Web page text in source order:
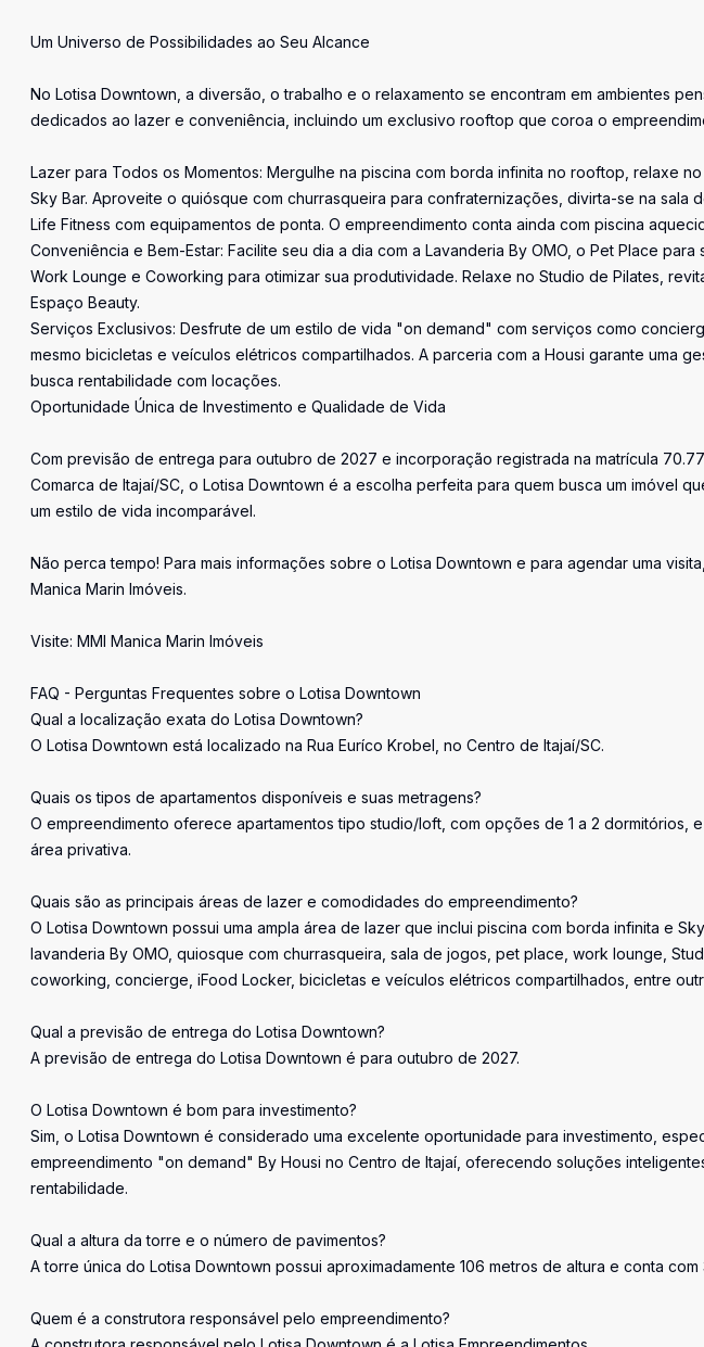
Um Universo de Possibilidades ao Seu Alcance
No Lotisa Downtown, a diversão, o trabalho e o relaxamento se encontram em ambientes
dedicados ao lazer e conveniência, incluindo um exclusivo rooftop que coroa o
Lazer para Todos os Momentos: Mergulhe na piscina com borda infinita no rooftop, relaxe
Sky Bar. Aproveite o quiósque com churrasqueira para confraternizações, divirta-se na sala
Life Fitness com equipamentos de ponta. O empreendimento conta ainda com piscina
Conveniência e Bem-Estar: Facilite seu dia a dia com a Lavanderia By OMO, o Pet Place
Work Lounge e Coworking para otimizar sua produtividade. Relaxe no Studio de Pilates,
Espaço Beauty.
Serviços Exclusivos: Desfrute de um estilo de vida "on demand" com serviços como
mesmo bicicletas e veículos elétricos compartilhados. A parceria com a Housi garante uma
busca rentabilidade com locações.
Oportunidade Única de Investimento e Qualidade de Vida
Com previsão de entrega para outubro de 2027 e incorporação registrada na matrícula
Comarca de Itajaí/SC, o Lotisa Downtown é a escolha perfeita para quem busca um imóvel
um estilo de vida incomparável.
Não perca tempo! Para mais informações sobre o Lotisa Downtown e para agendar uma
Manica Marin Imóveis.
Visite: MMI Manica Marin Imóveis
FAQ - Perguntas Frequentes sobre o Lotisa Downtown
Qual a localização exata do Lotisa Downtown?
O Lotisa Downtown está localizado na Rua Euríco Krobel, no Centro de Itajaí/SC.
Quais os tipos de apartamentos disponíveis e suas metragens?
O empreendimento oferece apartamentos tipo studio/loft, com opções de 1 a 2 dormitórios,
área privativa.
Quais são as principais áreas de lazer e comodidades do empreendimento?
O Lotisa Downtown possui uma ampla área de lazer que inclui piscina com borda infinita e
lavanderia By OMO, quiosque com churrasqueira, sala de jogos, pet place, work lounge,
coworking, concierge, iFood Locker, bicicletas e veículos elétricos compartilhados, entre
Qual a previsão de entrega do Lotisa Downtown?
A previsão de entrega do Lotisa Downtown é para outubro de 2027.
O Lotisa Downtown é bom para investimento?
Sim, o Lotisa Downtown é considerado uma excelente oportunidade para investimento,
empreendimento "on demand" By Housi no Centro de Itajaí, oferecendo soluções
rentabilidade.
Qual a altura da torre e o número de pavimentos?
A torre única do Lotisa Downtown possui aproximadamente 106 metros de altura e conta com
Quem é a construtora responsável pelo empreendimento?